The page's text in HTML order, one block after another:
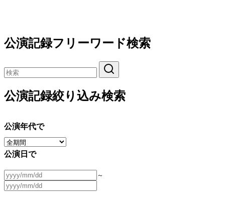
公演記録フリーワード検索
公演記録絞り込み検索
公演年代で
公演日で
～